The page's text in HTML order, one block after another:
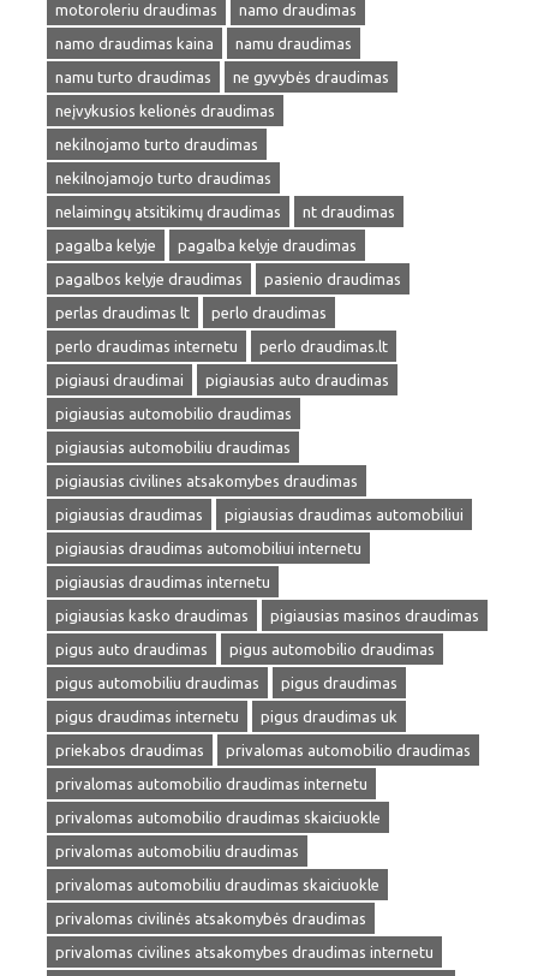
motoroleriu draudimas
namo draudimas
namo draudimas kaina
namu draudimas
namu turto draudimas
ne gyvybės draudimas
neįvykusios kelionės draudimas
nekilnojamo turto draudimas
nekilnojamojo turto draudimas
nelaimingų atsitikimų draudimas
nt draudimas
pagalba kelyje
pagalba kelyje draudimas
pagalbos kelyje draudimas
pasienio draudimas
perlas draudimas lt
perlo draudimas
perlo draudimas internetu
perlo draudimas.lt
pigiausi draudimai
pigiausias auto draudimas
pigiausias automobilio draudimas
pigiausias automobiliu draudimas
pigiausias civilines atsakomybes draudimas
pigiausias draudimas
pigiausias draudimas automobiliui
pigiausias draudimas automobiliui internetu
pigiausias draudimas internetu
pigiausias kasko draudimas
pigiausias masinos draudimas
pigus auto draudimas
pigus automobilio draudimas
pigus automobiliu draudimas
pigus draudimas
pigus draudimas internetu
pigus draudimas uk
priekabos draudimas
privalomas automobilio draudimas
privalomas automobilio draudimas internetu
privalomas automobilio draudimas skaiciuokle
privalomas automobiliu draudimas
privalomas automobiliu draudimas skaiciuokle
privalomas civilinės atsakomybės draudimas
privalomas civilines atsakomybes draudimas internetu